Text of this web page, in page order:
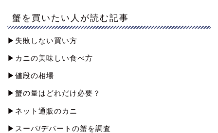
蟹を買いたい人が読む記事
▶︎失敗しない買い方
▶︎カニの美味しい食べ方
▶︎値段の相場
▶︎蟹の量はどれだけ必要？
▶︎ネット通販のカニ
▶︎スーパ/デパートの蟹を調査